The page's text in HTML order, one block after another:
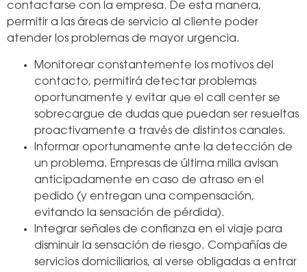
contactarse con la empresa. De esta manera,
permitir a las áreas de servicio al cliente poder
atender los problemas de mayor urgencia.
Monitorear constantemente los motivos del
contacto, permitirá detectar problemas
oportunamente y evitar que el call center se
sobrecargue de dudas que puedan ser resueltas
proactivamente a través de distintos canales.
Informar oportunamente ante la detección de
un problema. Empresas de última milla avisan
anticipadamente en caso de atraso en el
pedido (y entregan una compensación,
evitando la sensación de pérdida).
Integrar señales de confianza en el viaje para
disminuir la sensación de riesgo. Compañías de
servicios domiciliarios, al verse obligadas a entrar